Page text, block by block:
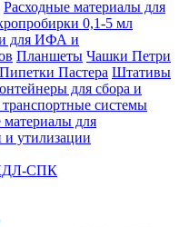
Расходные материалы для
0,1-5 мл
для ИФА и
Планшеты Чашки Петри
Пипетки Пастера Штативы
для сбора и
системы
материалы для
и утилизации
СПК